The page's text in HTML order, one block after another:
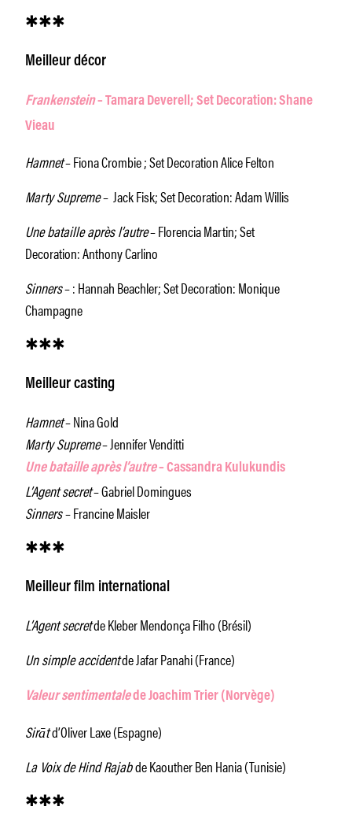
✱✱✱
Meilleur décor
Frankenstein– Tamara Deverell; Set Decoration: Shane
Vieau
Hamnet– Fiona Crombie ; Set Decoration Alice Felton
Marty Supreme– Jack Fisk; Set Decoration: Adam Willis
Une bataille après l’autre– Florencia Martin; Set
Decoration: Anthony Carlino
Sinners– : Hannah Beachler; Set Decoration: Monique
Champagne
✱✱✱
Meilleur casting
Hamnet– Nina Gold
Marty Supreme– Jennifer Venditti
Une bataille après l’autre– Cassandra Kulukundis
L’Agent secret– Gabriel Domingues
Sinners– Francine Maisler
✱✱✱
Meilleur film international
L’Agent secretde Kleber Mendonça Filho (Brésil)
Un simple accidentde Jafar Panahi (France)
Valeur sentimentalede Joachim Trier (Norvège)
Sirātd’Oliver Laxe (Espagne)
La Voix de Hind Rajabde Kaouther Ben Hania (Tunisie)
✱✱✱